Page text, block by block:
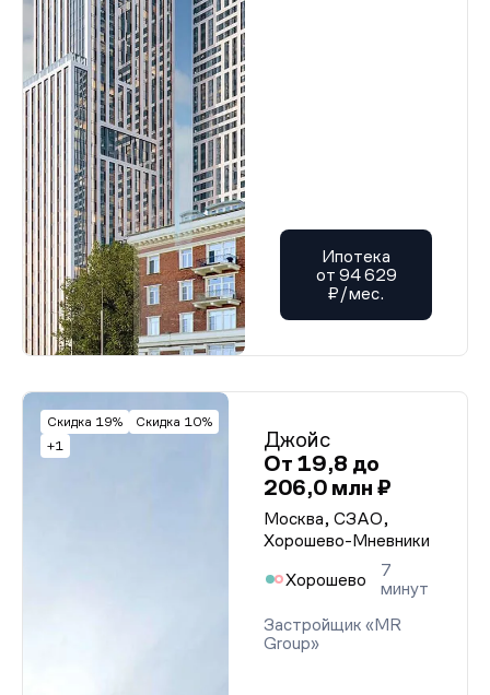
Ипотека
от 94 629
₽/мес.
Скидка 19%
Скидка 10%
+1
Джойс
От 19,8 до
206,0 млн ₽
Москва, СЗАО,
Хорошево-Мневники
Хорошево
7
минут
Застройщик «MR
Group»